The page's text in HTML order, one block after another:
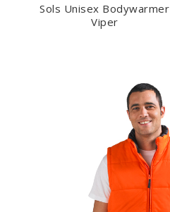
Sols Unisex Bodywarmer
Viper